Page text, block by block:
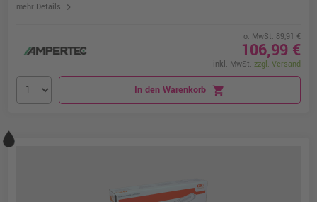
mehr Details chevron_right
o. MwSt. 89,91 €
106,99 €
inkl. MwSt. zzgl. Versand
In den Warenkorb shopping_cart